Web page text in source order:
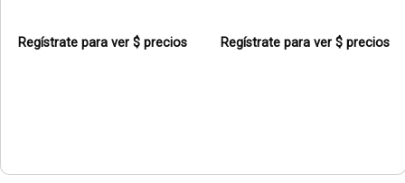
Regístrate para ver $ precios Regístrate para ver $ precios